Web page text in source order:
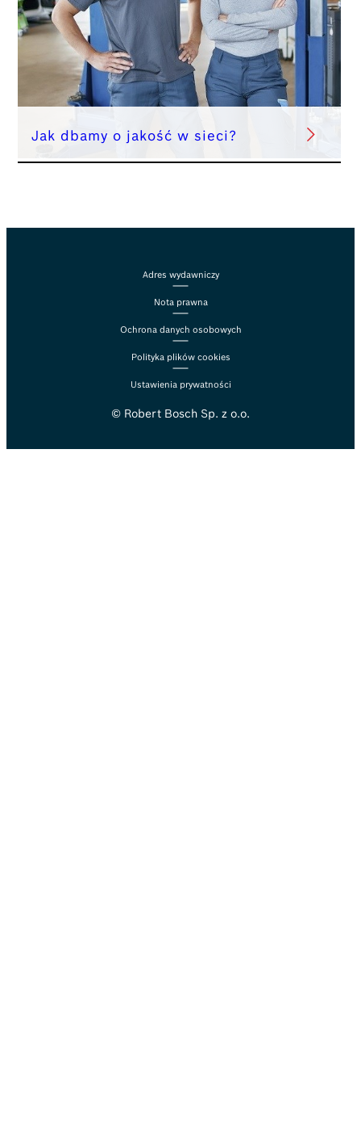
Jak dbamy o jakość w sieci?
Adres wydawniczy
Nota prawna
Ochrona danych osobowych
Polityka plików cookies
Ustawienia prywatności
© Robert Bosch Sp. z o.o.